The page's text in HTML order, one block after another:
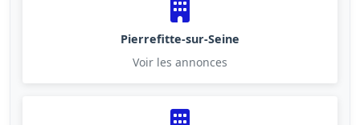
Pierrefitte-sur-Seine
Voir les annonces